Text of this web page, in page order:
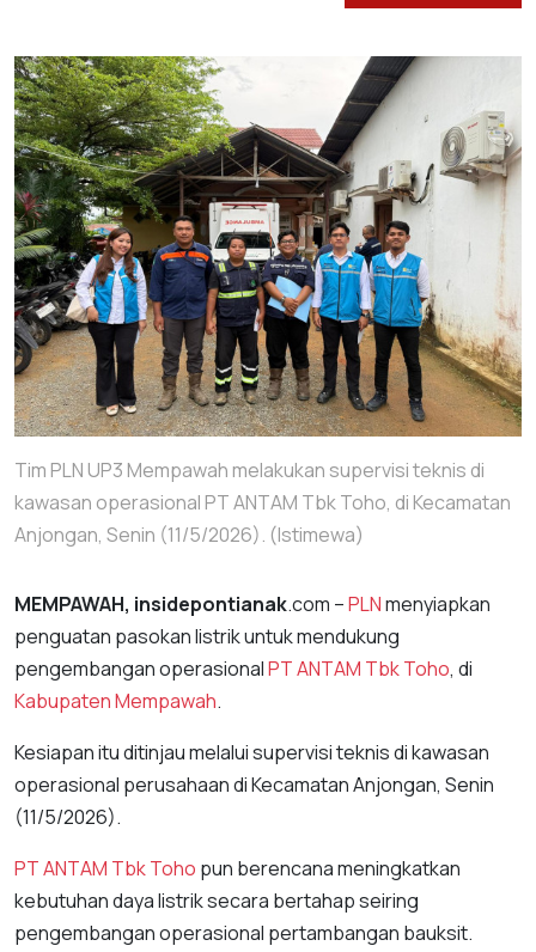
Tim PLN UP3 Mempawah melakukan supervisi teknis di
kawasan operasional PT ANTAM Tbk Toho, di Kecamatan
Anjongan, Senin (11/5/2026). (Istimewa)
MEMPAWAH, insidepontianak.com –PLNmenyiapkan
penguatan pasokan listrik untuk mendukung
pengembangan operasionalPT ANTAM Tbk Toho, di
Kabupaten Mempawah.
Kesiapan itu ditinjau melalui supervisi teknis di kawasan
operasional perusahaan di Kecamatan Anjongan, Senin
(11/5/2026).
PT ANTAM Tbk Toho pun berencana meningkatkan
kebutuhan daya listrik secara bertahap seiring
pengembangan operasional pertambangan bauksit.